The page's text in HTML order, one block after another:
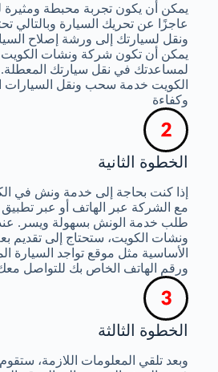
يمكن أن يكون تجربة محبطة ومثيرة
عاجزًا عن تحريك السيارة وبالتالي
ونقل لسيارتك إلى ورشة إصلاح
يمكن أن تكون شركة ونشات الكويت
لمساعدتك في نقل سيارتك
الكويت خدمة سحب ونقل السيارات
وكفاءة
الخطوة الثانية
إذا كنت بحاجة إلى خدمة ونش في
مع الشركة عبر الهاتف أو عبر
طلب خدمة الونش بسهولة ويسر.
ونشات الكويت، ستحتاج إلى تقديم
الأساسية مثل موقع تواجد السيارة
ورقم الهاتف الخاص بك للتواصل
الخطوة الثالثة
وبعد تلقي المعلومات اللازمة،